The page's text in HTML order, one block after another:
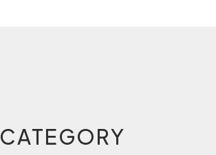
CATEGORY